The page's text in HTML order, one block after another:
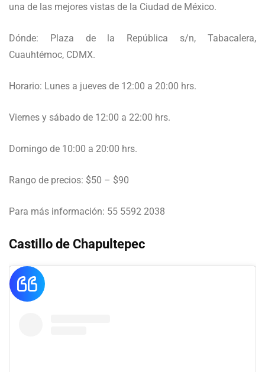
una de las mejores vistas de la Ciudad de México.
Dónde: Plaza de la República s/n, Tabacalera,
Cuauhtémoc, CDMX.
Horario: Lunes a jueves de 12:00 a 20:00 hrs.
Viernes y sábado de 12:00 a 22:00 hrs.
Domingo de 10:00 a 20:00 hrs.
Rango de precios: $50 – $90
Para más información: 55 5592 2038
Castillo de Chapultepec